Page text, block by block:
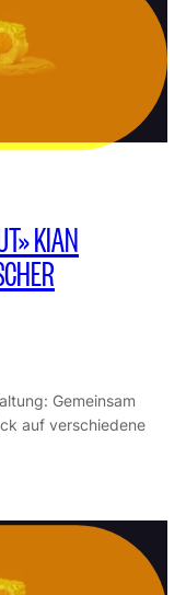
KIAN
Gemeinsam
auf verschiedene